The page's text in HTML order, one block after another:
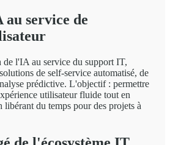
service de
l'IA au service du support IT,
de self-service automatisé, de
prédictive. L'objectif : permettre
utilisateur fluide tout en
libérant du temps pour des projets à